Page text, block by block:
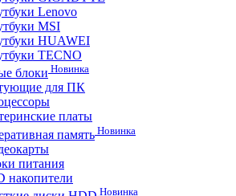
Lenovo
MSI
HUAWEI
TECNO
блоки Новинка
для ПК
платы
память Новинка
питания
накопители
Новинка